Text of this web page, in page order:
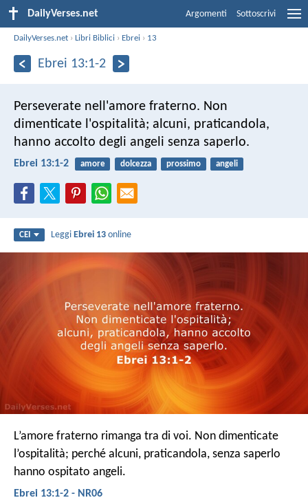
DailyVerses.net Argomenti Sottoscrivi
DailyVerses.net ›Libri Biblici › Ebrei › 13
Ebrei 13:1-2
Perseverate nell'amore fraterno. Non
dimenticate l'ospitalità; alcuni, praticandola,
hanno accolto degli angeli senza saperlo.
Ebrei 13:1-2 amore dolcezza prossimo angeli
CEI LeggiEbrei 13 online
L’amore fraterno rimanga tra di voi. Non dimenticate
l’ospitalità; perché alcuni, praticandola, senza saperlo
hanno ospitato angeli.
Ebrei 13:1-2 - NR06